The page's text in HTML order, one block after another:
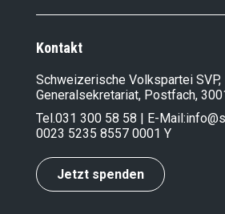
Kontakt
Schweizerische Volkspartei SVP,
Generalsekretariat, Postfach,
Tel.031 300 58 58 | E-Mail:
0023 5235 8557 0001 Y
Jetzt spenden